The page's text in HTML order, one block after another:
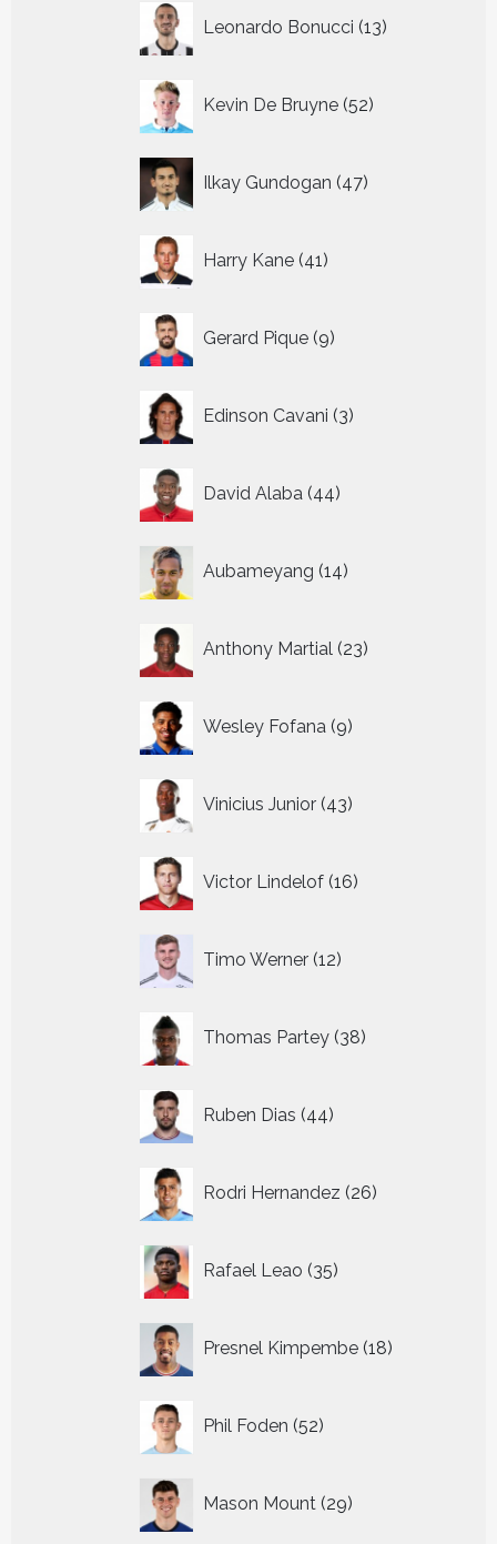
Leonardo Bonucci 13
producten
Kevin De Bruyne 52
producten
Ilkay Gundogan 47
producten
Harry Kane 41
producten
Gerard Pique 9
producten
Edinson Cavani 3
producten
David Alaba 44
producten
Aubameyang 14
producten
Anthony Martial 23
producten
Wesley Fofana 9
producten
Vinicius Junior 43
producten
Victor Lindelof 16
producten
Timo Werner 12
producten
Thomas Partey 38
producten
Ruben Dias 44
producten
Rodri Hernandez 26
producten
Rafael Leao 35
producten
Presnel Kimpembe 18
producten
Phil Foden 52
producten
Mason Mount 29
producten